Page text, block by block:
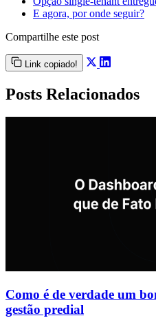
E agora, por onde seguir?
Compartilhe este post
Link copiado!
Posts Relacionados
Como é de verdade um
gestão predial